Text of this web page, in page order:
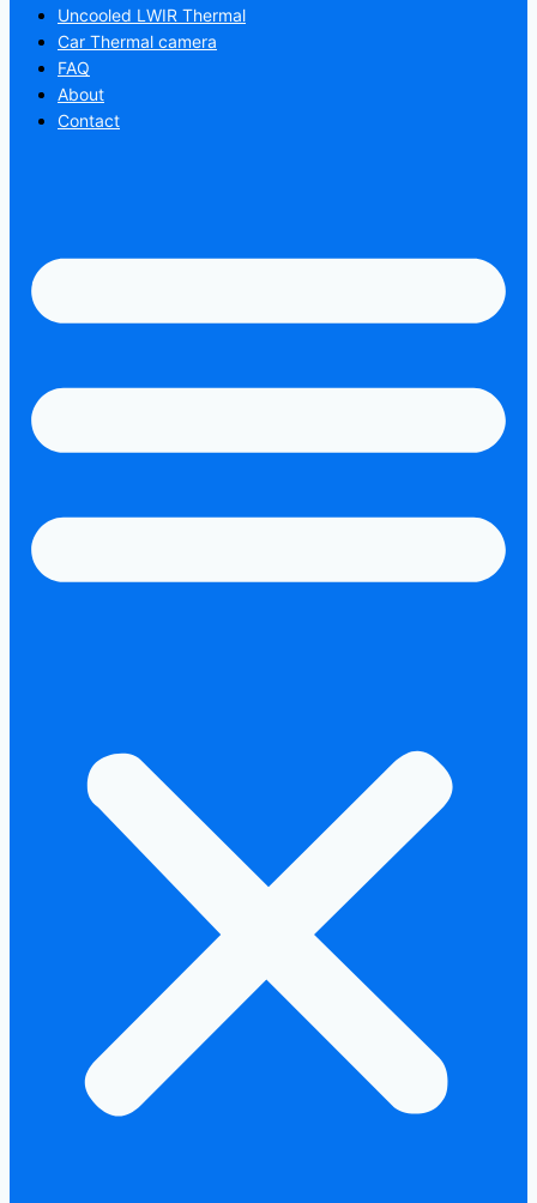
Uncooled LWIR Thermal
Car Thermal camera
FAQ
About
Contact